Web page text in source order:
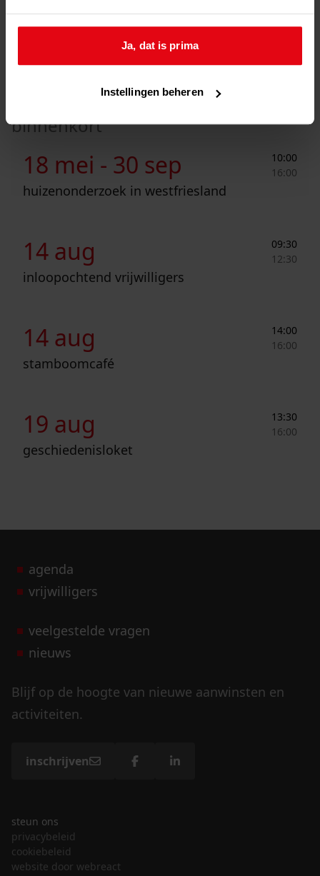
Ja, dat is prima
Instellingen beheren
Hoorn
binnenkort
18 mei - 30 sep
10:00
16:00
huizenonderzoek in westfriesland
14 aug
09:30
12:30
inloopochtend vrijwilligers
14 aug
14:00
16:00
stamboomcafé
19 aug
13:30
16:00
geschiedenisloket
agenda
vrijwilligers
veelgestelde vragen
nieuws
Blijf op de hoogte van nieuwe aanwinsten en
activiteiten.
inschrijven
steun ons
privacybeleid
cookiebeleid
website door webreact